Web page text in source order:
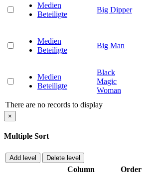
Medien
Beteiligte
Big Dipper
Medien
Beteiligte
Big Man
Medien
Beteiligte
Black
Magic
Woman
There are no records to display
×
Multiple Sort
Add level Delete level
Column
Order